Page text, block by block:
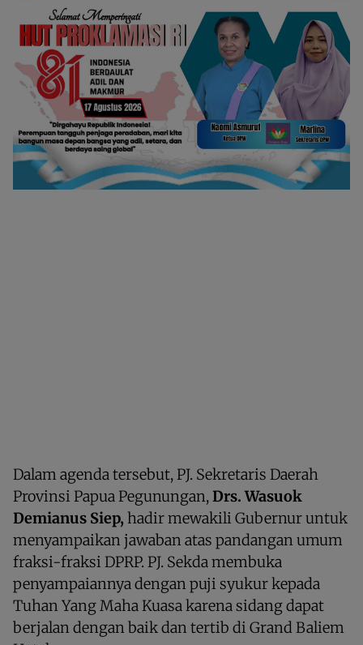
Dalam agenda tersebut, PJ. Sekretaris Daerah
Provinsi Papua Pegunungan,Drs. Wasuok
Demianus Siep, hadir mewakili Gubernur untuk
menyampaikan jawaban atas pandangan umum
fraksi-fraksi DPRP. PJ. Sekda membuka
penyampaiannya dengan puji syukur kepada
Tuhan Yang Maha Kuasa karena sidang dapat
berjalan dengan baik dan tertib di Grand Baliem